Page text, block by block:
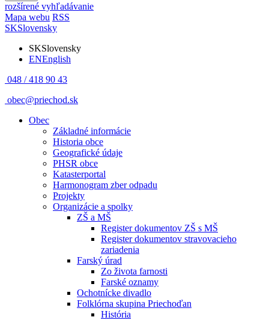
rozšírené vyhľadávanie
Mapa webu RSS
SKSlovensky
SKSlovensky
ENEnglish
048 / 418 90 43
obec@priechod.sk
Obec
Základné informácie
Historia obce
Geografické údaje
PHSR obce
Katasterportal
Harmonogram zber odpadu
Projekty
Organizácie a spolky
ZŠ a MŠ
Register dokumentov ZŠ s MŠ
Register dokumentov stravovacieho
zariadenia
Farský úrad
Zo života farnosti
Farské oznamy
Ochotnícke divadlo
Folklórna skupina Priechoďan
História